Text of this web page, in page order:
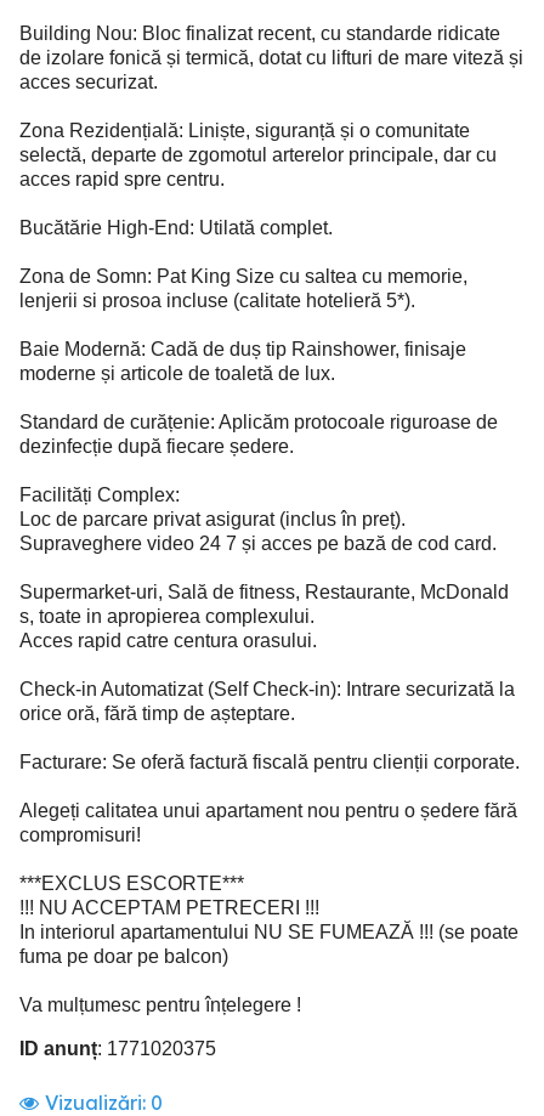
Building Nou: Bloc finalizat recent, cu standarde ridicate
de izolare fonică și termică, dotat cu lifturi de mare viteză și
acces securizat.
Zona Rezidențială: Liniște, siguranță și o comunitate
selectă, departe de zgomotul arterelor principale, dar cu
acces rapid spre centru.
Bucătărie High-End: Utilată complet.
Zona de Somn: Pat King Size cu saltea cu memorie,
lenjerii si prosoa incluse (calitate hotelieră 5*).
Baie Modernă: Cadă de duș tip Rainshower, finisaje
moderne și articole de toaletă de lux.
Standard de curățenie: Aplicăm protocoale riguroase de
dezinfecție după fiecare ședere.
Facilități Complex:
Loc de parcare privat asigurat (inclus în preț).
Supraveghere video 24 7 și acces pe bază de cod card.
Supermarket-uri, Sală de fitness, Restaurante, McDonald
s, toate in apropierea complexului.
Acces rapid catre centura orasului.
Check-in Automatizat (Self Check-in): Intrare securizată la
orice oră, fără timp de așteptare.
Facturare: Se oferă factură fiscală pentru clienții corporate.
Alegeți calitatea unui apartament nou pentru o ședere fără
compromisuri!
***EXCLUS ESCORTE***
!!! NU ACCEPTAM PETRECERI !!!
In interiorul apartamentului NU SE FUMEAZĂ !!! (se poate
fuma pe doar pe balcon)
Va mulțumesc pentru înțelegere !
ID anunț: 1771020375
Vizualizări: 0